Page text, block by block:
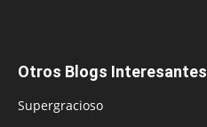
Otros Blogs Interesantes
Supergracioso